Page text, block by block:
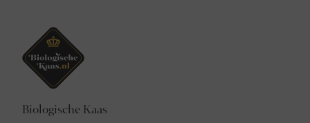
Biologische Kaas